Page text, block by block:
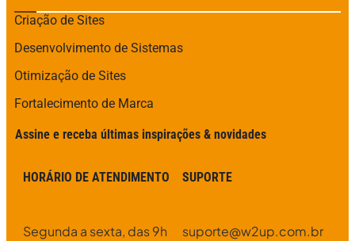
Criação de Sites
Desenvolvimento de Sistemas
Otimização de Sites
Fortalecimento de Marca
Assine e receba últimas inspirações & novidades
HORÁRIO DE ATENDIMENTO
Segunda a sexta, das 9h
SUPORTE
suporte@w2up.com.br